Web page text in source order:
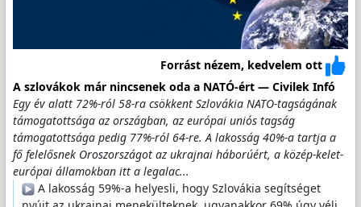
Forrást nézem, kedvelem ott
A szlovákok már nincsenek oda a NATÓ-ért — Civilek Infó
Egy év alatt 72%-ról 58-ra csökkent Szlovákia NATO-tagságának
támogatottsága az országban, az európai uniós tagság
támogatottsága pedig 77%-ról 64-re. A lakosság 40%-a tartja a
fő felelősnek Oroszországot az ukrajnai háborúért, a közép-kelet-
európai államokban itt a legalac...
️ A lakosság 59%-a helyesli, hogy Szlovákia segítséget